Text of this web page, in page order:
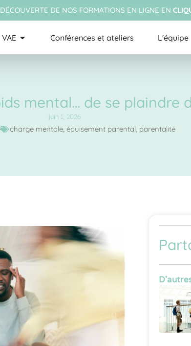
DE NOS FORMATIONS EN LIGNE EN
VAE Conférences et ateliers L'équipe
mental… de se plaindre
juin 1, 2026
charge mentale, épuisement parental parentalité